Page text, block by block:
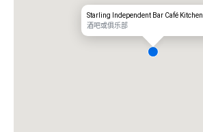
Starling Independent Bar Café Kitchen
酒吧或俱乐部